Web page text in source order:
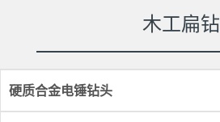
木工扁钻
硬质合金电锤钻头